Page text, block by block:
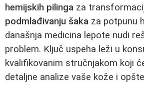
hemijskih pilinga za
podmlađivanju šaka za potpunu
današnja medicina lepote nudi
problem. Ključ uspeha leži u
kvalifikovanim stručnjakom koji
detaljne analize vaše kože i